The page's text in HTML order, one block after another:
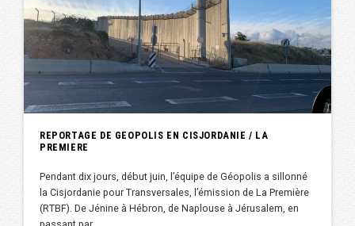
REPORTAGE DE GEOPOLIS EN CISJORDANIE / LA
PREMIERE
Pendant dix jours, début juin, l’équipe de Géopolis a sillonné
la Cisjordanie pour Transversales, l’émission de La Première
(RTBF). De Jénine à Hébron, de Naplouse à Jérusalem, en